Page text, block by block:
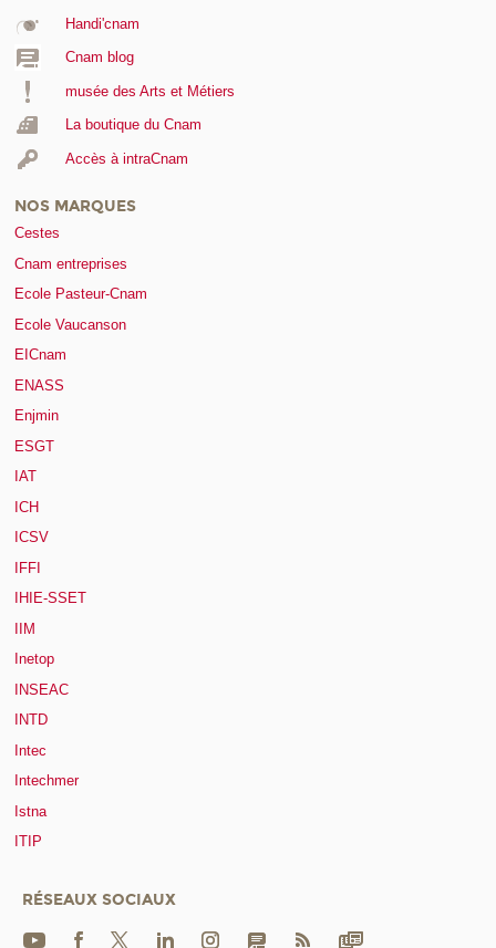
Handi'cnam
Cnam blog
musée des Arts et Métiers
La boutique du Cnam
Accès à intraCnam
NOS MARQUES
Cestes
Cnam entreprises
Ecole Pasteur-Cnam
Ecole Vaucanson
EICnam
ENASS
Enjmin
ESGT
IAT
ICH
ICSV
IFFI
IHIE-SSET
IIM
Inetop
INSEAC
INTD
Intec
Intechmer
Istna
ITIP
RÉSEAUX SOCIAUX